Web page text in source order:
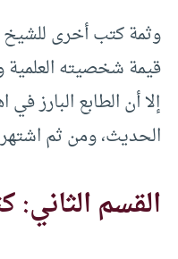
وثمة كتب أخرى
قيمة شخصيته العلمية
إلا أن الطابع البارز
الحديث، ومن ثم
القسم الثاني: